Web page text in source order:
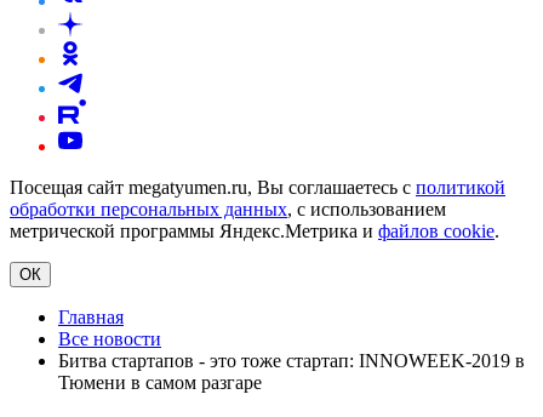
Посещая сайт megatyumen.ru, Вы соглашаетесь с политикой
обработки персональных данных, с использованием
метрической программы Яндекс.Метрика и файлов cookie.
ОК
Главная
Все новости
Битва стартапов - это тоже стартап: INNOWEEK-2019 в
Тюмени в самом разгаре